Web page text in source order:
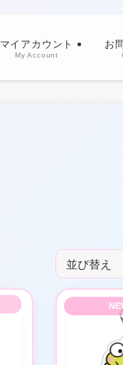
マイアカウント
My Account
お